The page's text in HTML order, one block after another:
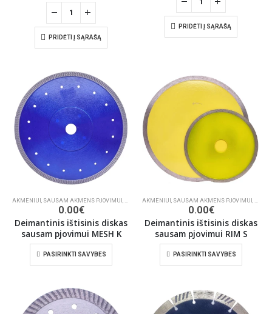
PRIDĖTI Į SĄRAŠĄ
PRIDĖTI Į SĄRAŠĄ
AKMENIUI , SAUSAM AKMENS PJOVIMUI , KERAMINĖMS PLYTELĖMS PJAUTI ,STATYBOMS
0.00€
Deimantinis ištisinis diskas
sausam pjovimui MESH K
PASIRINKTI SAVYBES
AKMENIUI , SAUSAM AKMENS PJOVIMUI ,
0.00€
Deimantinis ištisinis diskas
sausam pjovimui RIM S
PASIRINKTI SAVYBES